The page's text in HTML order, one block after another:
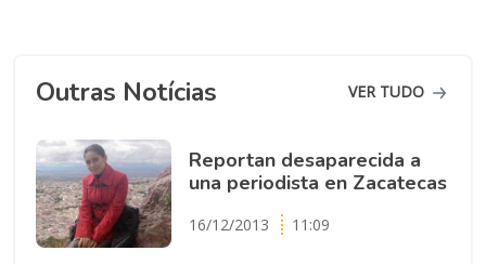
Outras Notícias VER TUDO
Reportan desaparecida a
una periodista en Zacatecas
16/12/2013 11:09